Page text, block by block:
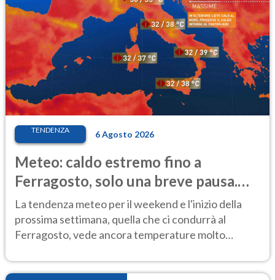
TENDENZA 6 Agosto 2026
Meteo: caldo estremo fino a
Ferragosto, solo una breve pausa.
Ecco dove
La tendenza meteo per il weekend e l'inizio della
prossima settimana, quella che ci condurrà al
Ferragosto, vede ancora temperature molto